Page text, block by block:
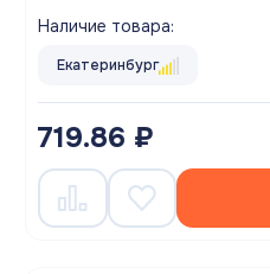
1,5")
Наличие товара:
Екатеринбург
719.86 ₽